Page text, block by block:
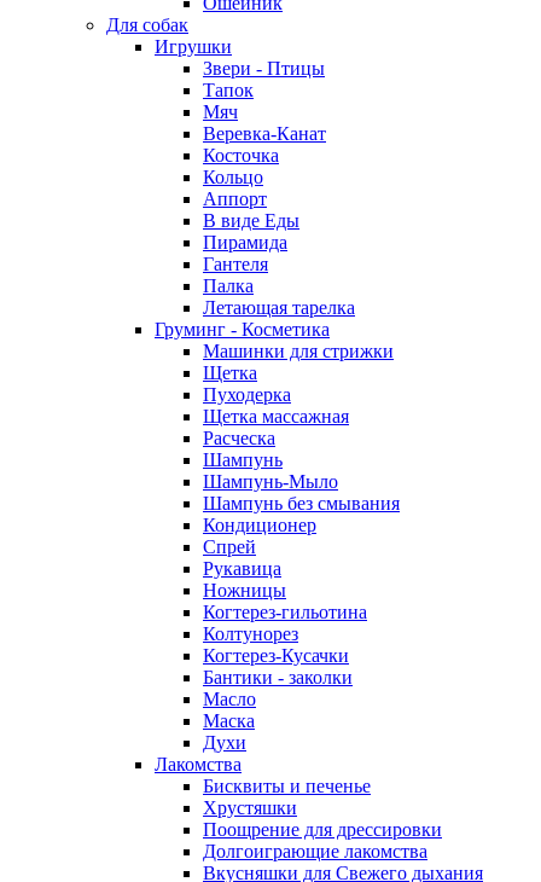
Для собак
Игрушки
Звери - Птицы
Тапок
Мяч
Веревка-Канат
Косточка
Кольцо
Аппорт
В виде Еды
Пирамида
Гантеля
Палка
Летающая тарелка
Груминг - Косметика
Машинки для стрижки
Щетка
Пуходерка
Щетка массажная
Расческа
Шампунь
Шампунь-Мыло
Шампунь без cмывания
Кондиционер
Спрей
Рукавица
Ножницы
Когтерез-гильотина
Колтунорез
Когтерез-Кусачки
Бантики - заколки
Масло
Маска
Духи
Лакомства
Бисквиты и печенье
Хрустяшки
Поощрение для дрессировки
Долгоиграющие лакомства
Вкусняшки для Свежего дыхания